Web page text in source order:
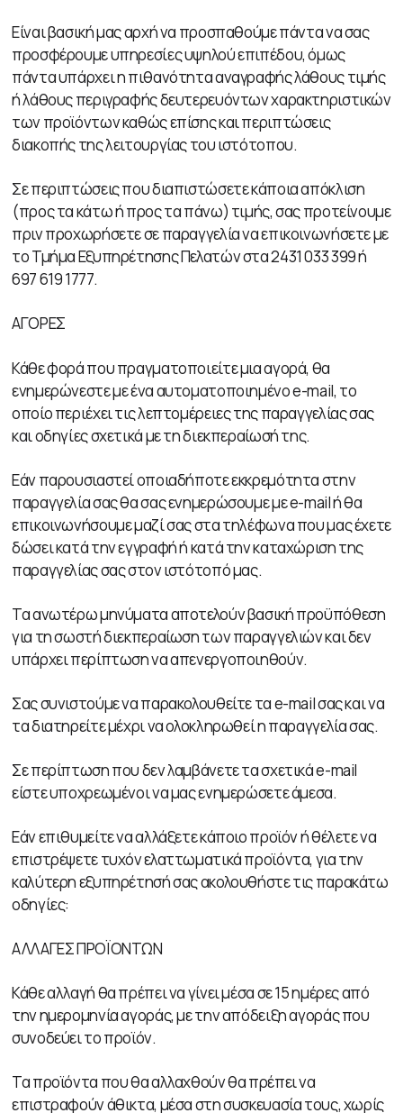
Είναι βασική μας αρχή να προσπαθούμε πάντα να σας
προσφέρουμε υπηρεσίες υψηλού επιπέδου, όμως
πάντα υπάρχει η πιθανότητα αναγραφής λάθους τιμής
ή λάθους περιγραφής δευτερευόντων χαρακτηριστικών
των προϊόντων καθώς επίσης και περιπτώσεις
διακοπής της λειτουργίας του ιστότοπου.
Σε περιπτώσεις που διαπιστώσετε κάποια απόκλιση
(προς τα κάτω ή προς τα πάνω) τιμής, σας προτείνουμε
πριν προχωρήσετε σε παραγγελία να επικοινωνήσετε με
το Τμήμα Εξυπηρέτησης Πελατών στα 2431 033 399 ή
697 619 1777.
ΑΓΟΡΕΣ
Κάθε φορά που πραγματοποιείτε μια αγορά, θα
ενημερώνεστε με ένα αυτοματοποιημένο e-mail, το
οποίο περιέχει τις λεπτομέρειες της παραγγελίας σας
και οδηγίες σχετικά με τη διεκπεραίωσή της.
Εάν παρουσιαστεί οποιαδήποτε εκκρεμότητα στην
παραγγελία σας θα σας ενημερώσουμε με e-mail ή θα
επικοινωνήσουμε μαζί σας στα τηλέφωνα που μας έχετε
δώσει κατά την εγγραφή ή κατά την καταχώριση της
παραγγελίας σας στον ιστότοπό μας.
Τα ανωτέρω μηνύματα αποτελούν βασική προϋπόθεση
για τη σωστή διεκπεραίωση των παραγγελιών και δεν
υπάρχει περίπτωση να απενεργοποιηθούν.
Σας συνιστούμε να παρακολουθείτε τα e-mail σας και να
τα διατηρείτε μέχρι να ολοκληρωθεί η παραγγελία σας.
Σε περίπτωση που δεν λαμβάνετε τα σχετικά e-mail
είστε υποχρεωμένοι να μας ενημερώσετε άμεσα.
Εάν επιθυμείτε να αλλάξετε κάποιο προϊόν ή θέλετε να
επιστρέψετε τυχόν ελαττωματικά προϊόντα, για την
καλύτερη εξυπηρέτησή σας ακολουθήστε τις παρακάτω
οδηγίες:
ΑΛΛΑΓΕΣ ΠΡΟΪΟΝΤΩΝ
Κάθε αλλαγή θα πρέπει να γίνει μέσα σε 15 ημέρες από
την ημερομηνία αγοράς, με την απόδειξη αγοράς που
συνοδεύει το προϊόν.
Τα προϊόντα που θα αλλαχθούν θα πρέπει να
επιστραφούν άθικτα, μέσα στη συσκευασία τους, χωρίς